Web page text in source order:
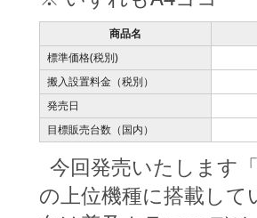
商品名
標準価格(税別)
搬入設置料金（税別）
発売日
目標販売台数（国内）
今回発売いたします
の上位機種に搭載し